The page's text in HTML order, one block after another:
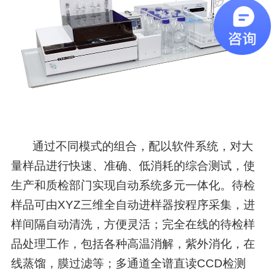
通过不同模式的组合，配以软件系统，对大
量样品进行快速、准确、低消耗的综合测试，使
生产和质检部门实现自动系统多元一体化。待检
样品可由XYZ三维全自动进样器按程序采集，进
样间隔自动清洗，方便灵活；完全在线的待检样
品处理工作，包括各种高温消解，紫外消化，在
线蒸馏，膜过滤等；多通道全谱直读CCD检测